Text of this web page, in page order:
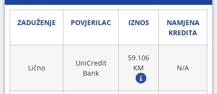
ZADUŽENJE POVJERILAC IZNOS
NAMJENA
KREDITA
Lično
UniCredit
Bank
59.106
KM
N/A